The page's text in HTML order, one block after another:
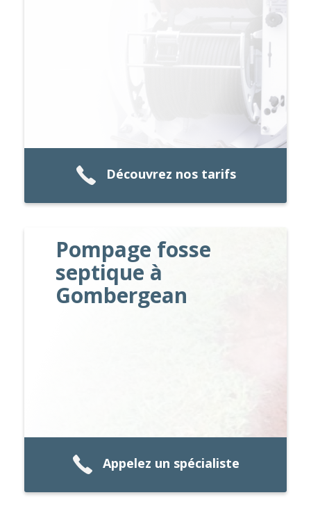
Découvrez nos tarifs
Pompage fosse
septique à
Gombergean
Appelez un spécialiste